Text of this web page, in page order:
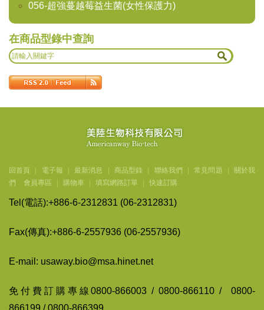
056-超強蔓越莓益生菌(女性保護力)
在商品型錄中查詢
回首頁 電子報 最新消息 商品型錄 聯絡我們 常見問題
關於我
們
會員專區 購物車 填寫網路訂單 快速訂購
Tel(電話):+886-6-2312831 (06-2312831)
Fax(傳真):+886-6-2557936 (06-2557936)
E-mail: usaway.bio@msa.hinet.net
免付費訂購專線0800-866003 / 0800-866110 / 0800-